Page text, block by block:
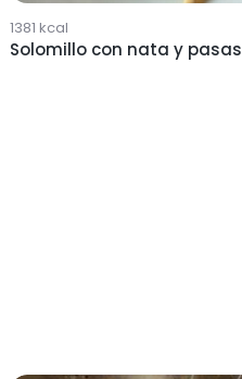
1381 kcal
Solomillo con nata y pasas